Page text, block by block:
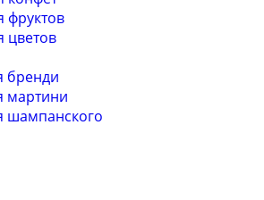
фруктов
цветов
бренди
мартини
шампанского